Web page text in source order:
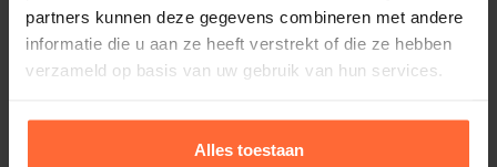
partners kunnen deze gegevens combineren met andere
informatie die u aan ze heeft verstrekt of die ze hebben
verzameld op basis van uw gebruik van hun services.
Alles toestaan